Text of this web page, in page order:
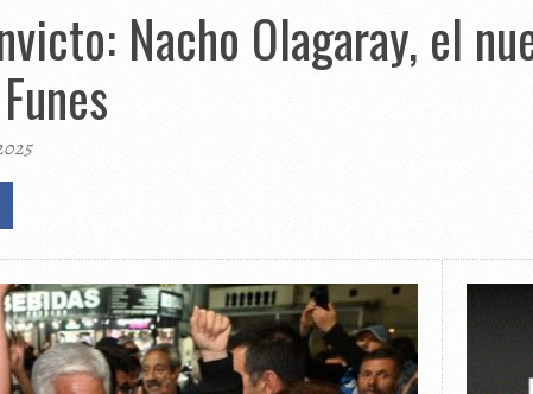
Nacho Olagaray, el